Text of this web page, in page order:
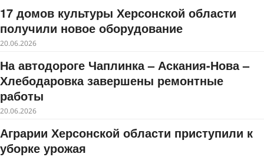
17 домов культуры Херсонской области
получили новое оборудование
20.06.2026
На автодороге Чаплинка – Аскания-Нова –
Хлебодаровка завершены ремонтные
работы
20.06.2026
Аграрии Херсонской области приступили к
уборке урожая